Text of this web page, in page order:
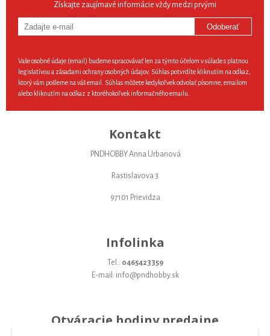
Získajte zaujímavé informácie vždy medzi prvými
Odoberať
Vaše osobné údaje (email) budeme spracovávať len za týmto účelom v súlade s platnou
legislatívou a zásadami ochrany osobných údajov. Súhlas potvrdíte kliknutím na odkaz,
ktorý vám pošleme na váš email. Súhlas môžete kedykoľvek odvolať písomne, emailom
alebo kliknutím na odkaz z ktoréhokoľvek informačného emailu.
Kontakt
PNDHOBBY Anna Urbanová
Rastislavova 3
97101 Prievidza
Infolinka
Tel.: 0465423359
E-mail: info@pndhobby.sk
Otváracie hodiny predajne